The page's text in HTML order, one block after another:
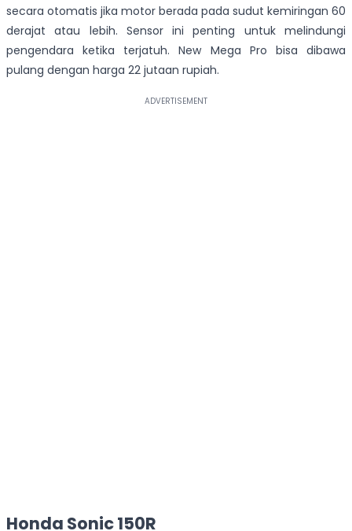
secara otomatis jika motor berada pada sudut kemiringan 60
derajat atau lebih. Sensor ini penting untuk melindungi
pengendara ketika terjatuh. New Mega Pro bisa dibawa
pulang dengan harga 22 jutaan rupiah.
Honda Sonic 150R